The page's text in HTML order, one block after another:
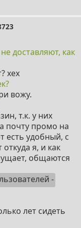
доставляют, как
хех
вожу.
т.к. у них
почту промо на
есть удобный, с
я, и как
общаются
-
лет сидеть